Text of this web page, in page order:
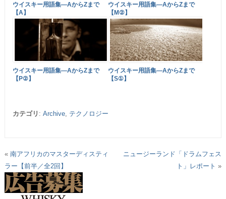
ウイスキー用語集―AからZまで
【A】
ウイスキー用語集―AからZまで
【M②】
ウイスキー用語集―AからZまで
【P②】
ウイスキー用語集―AからZまで
【S①】
カテゴリ : Archive, テクノロジー
« 南アフリカのマスターディスティ
ラー【前半／全2回】
ニュージーランド「ドラムフェス
ト」レポート »